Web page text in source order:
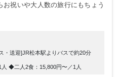
祝いや大人数の旅行にもちょう
・送迎]JR松本駅よりバスで約20分
◆二人2食：15,800円〜／1人